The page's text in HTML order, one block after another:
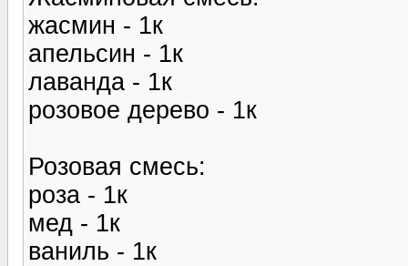
жасмин - 1к
апельсин - 1к
лаванда - 1к
розовое дерево - 1к
Розовая смесь:
роза - 1к
мед - 1к
ваниль - 1к